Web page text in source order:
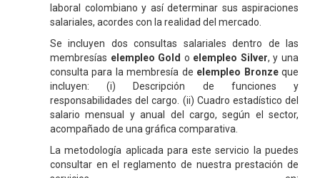
laboral colombiano y así determinar sus aspiraciones
salariales, acordes con la realidad del mercado.
Se incluyen dos consultas salariales dentro de las
membresías elempleo Gold o elempleo Silver, y una
consulta para la membresía de elempleo Bronzeque
incluyen: (i) Descripción de funciones y
responsabilidades del cargo. (ii) Cuadro estadístico del
salario mensual y anual del cargo, según el sector,
acompañado de una gráfica comparativa.
La metodología aplicada para este servicio la puedes
consultar en el reglamento de nuestra prestación de